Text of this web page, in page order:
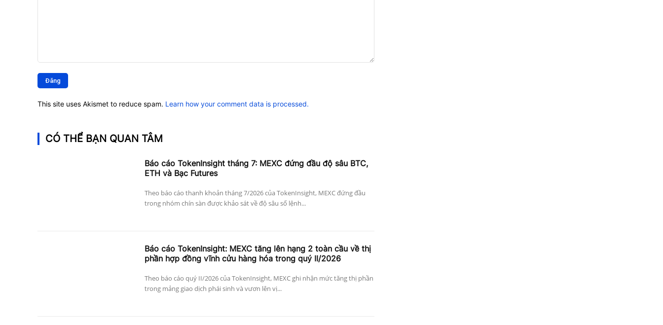
luận:
This site uses Akismet to reduce spam. Learn how your comment data is processed.
CÓ THỂ BẠN QUAN TÂM
Báo cáo TokenInsight tháng 7: MEXC đứng đầu độ sâu BTC,
ETH và Bạc Futures
Theo báo cáo thanh khoản tháng 7/2026 của TokenInsight, MEXC đứng đầu
trong nhóm chín sàn được khảo sát về độ sâu sổ lệnh...
Báo cáo TokenInsight: MEXC tăng lên hạng 2 toàn cầu về thị
phần hợp đồng vĩnh cửu hàng hóa trong quý II/2026
Theo báo cáo quý II/2026 của TokenInsight, MEXC ghi nhận mức tăng thị phần
trong mảng giao dịch phái sinh và vươn lên vị...